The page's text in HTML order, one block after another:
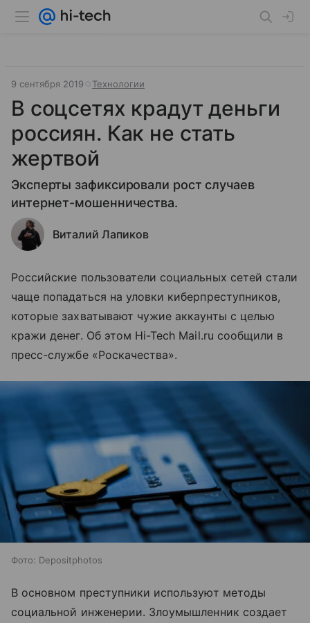
9 сентября 2019 Технологии
В соцсетях крадут деньги
россиян. Как не стать
жертвой
Эксперты зафиксировали рост случаев
интернет-мошенничества.
Виталий Лапиков
Российские пользователи социальных сетей стали
чаще попадаться на уловки киберпреступников,
которые захватывают чужие аккаунты с целью
кражи денег. Об этом Hi-Tech Mail.ru сообщили в
пресс-службе «Роскачества».
Фото: Depositphotos
В основном преступники используют методы
социальной инженерии. Злоумышленник создает